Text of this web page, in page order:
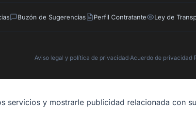
Buzón de Sugerencias Perfil Contratante Ley de
Aviso legal y política de privacidad·Acuerdo de privacidad·
y mostrarle publicidad relacionada con